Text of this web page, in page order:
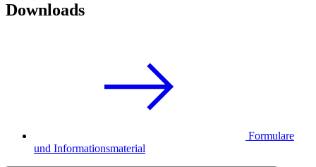
Downloads
Formulare
und Informationsmaterial